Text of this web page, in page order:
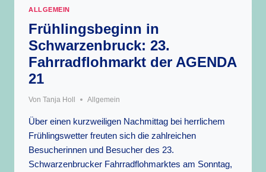
SCHWARZENBRUCK
ALLGEMEIN
Frühlingsbeginn in
Schwarzenbruck: 23.
Fahrradflohmarkt der AGENDA
21
Von Tanja Holl Allgemein
Über einen kurzweiligen Nachmittag bei herrlichem
Frühlingswetter freuten sich die zahlreichen
Besucherinnen und Besucher des 23.
Schwarzenbrucker Fahrradflohmarktes am Sonntag,